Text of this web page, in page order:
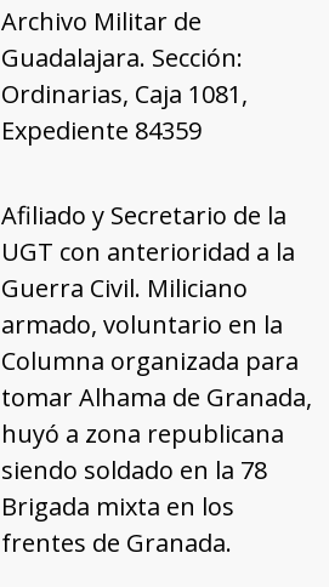
Archivo Militar de
Guadalajara. Sección:
Ordinarias, Caja 1081,
Expediente 84359
Afiliado y Secretario de la
UGT con anterioridad a la
Guerra Civil. Miliciano
armado, voluntario en la
Columna organizada para
tomar Alhama de Granada,
huyó a zona republicana
siendo soldado en la 78
Brigada mixta en los
frentes de Granada.